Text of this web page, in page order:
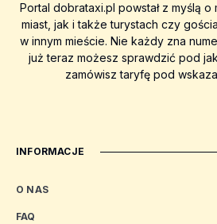
Portal dobrataxi.pl powstał z myślą
miast, jak i także turystach czy
w innym mieście. Nie każdy zna
już teraz możesz sprawdzić pod
zamówisz taryfę pod
INFORMACJE
O NAS
FAQ